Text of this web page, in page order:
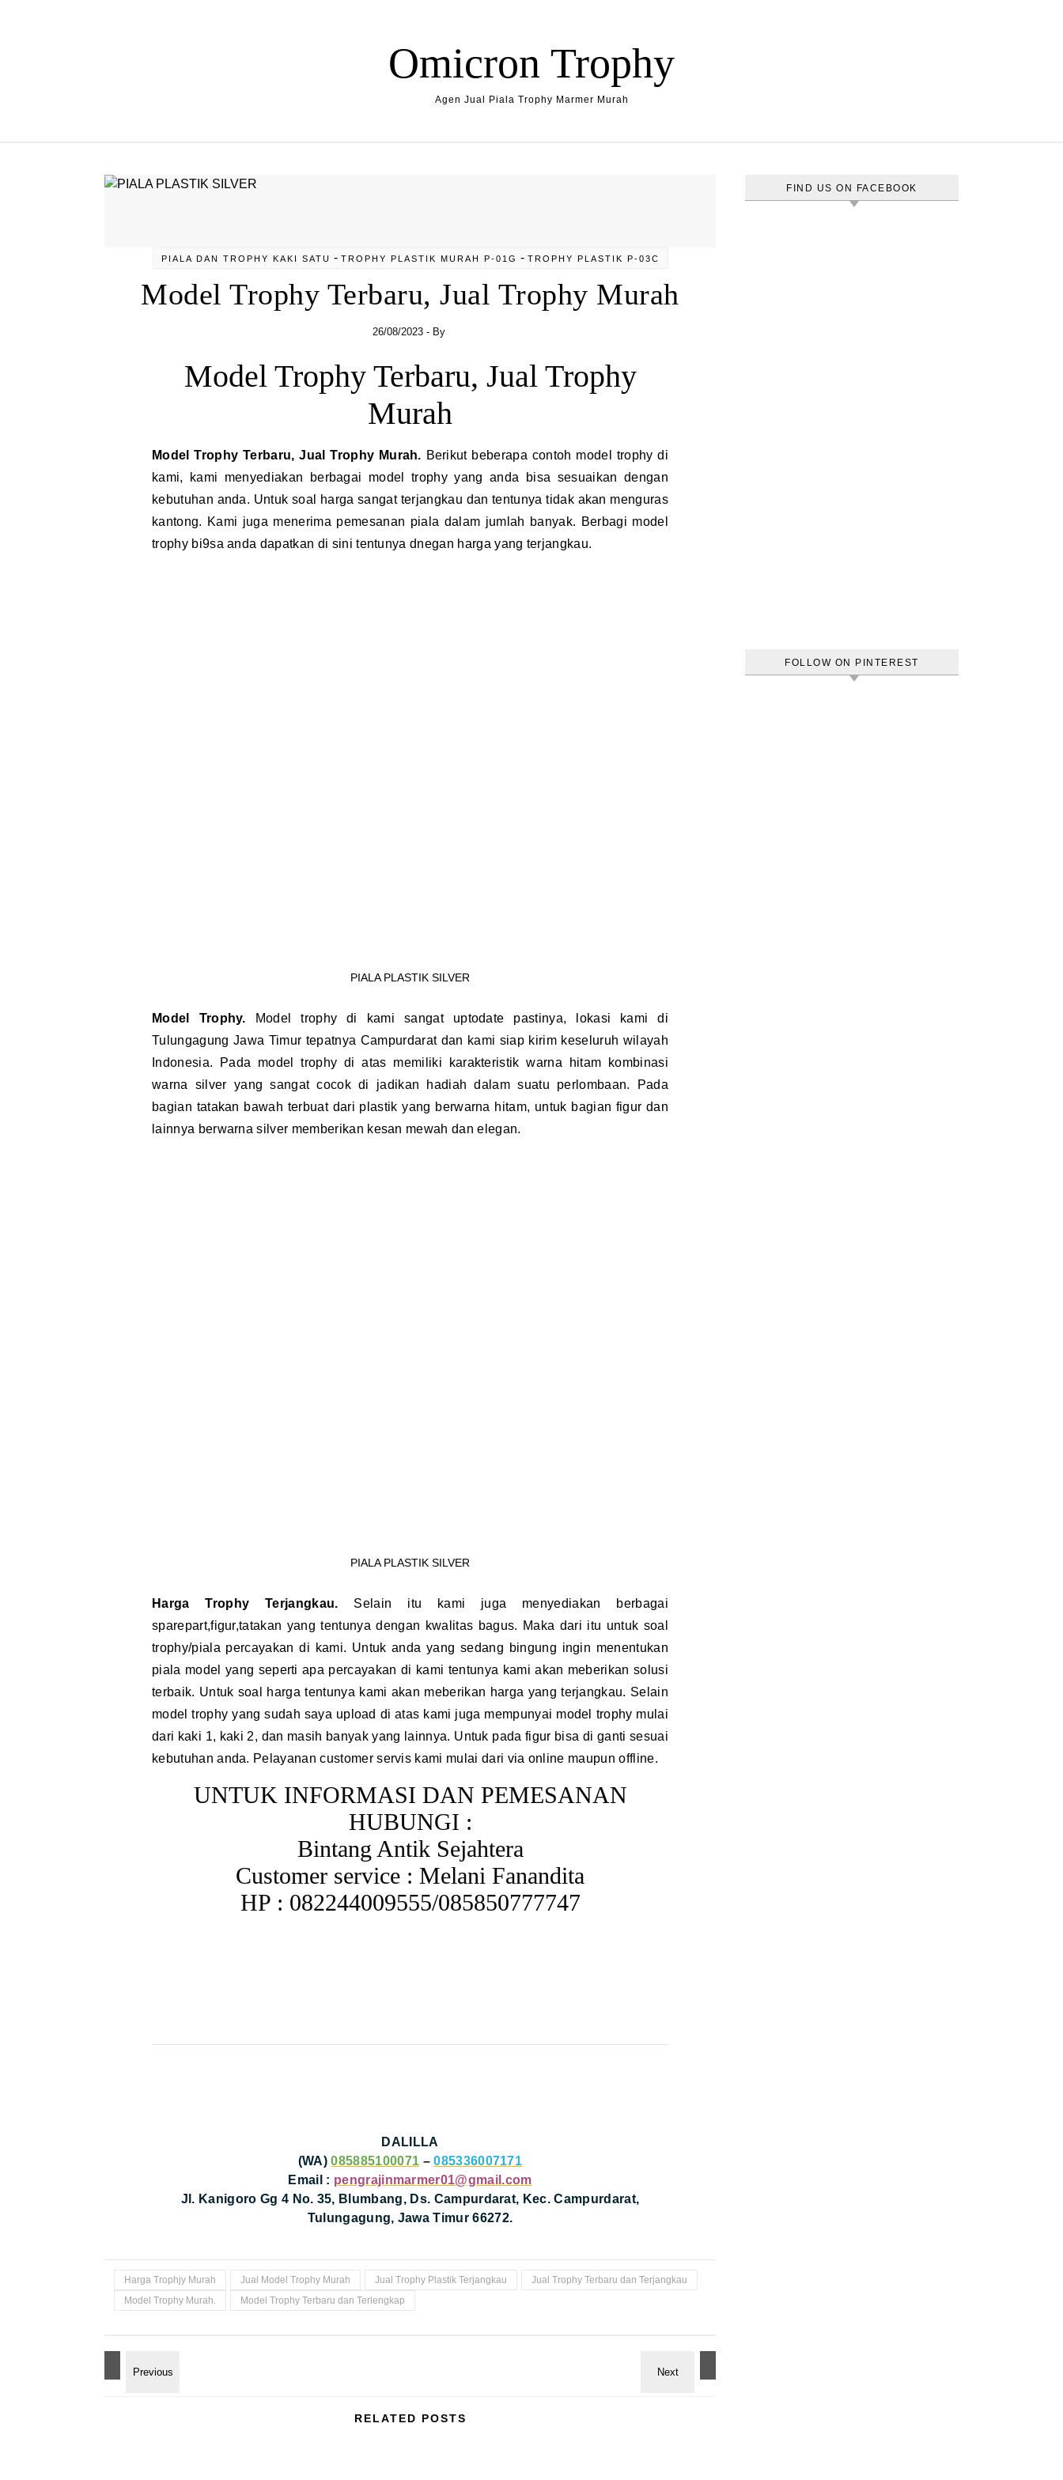
Omicron Trophy
Agen Jual Piala Trophy Marmer Murah
PIALA DAN TROPHY KAKI SATU - TROPHY PLASTIK MURAH P-01G - TROPHY PLASTIK P-03C
Model Trophy Terbaru, Jual Trophy Murah
26/08/2023 - By
Model Trophy Terbaru, Jual Trophy
Murah
Model Trophy Terbaru, Jual Trophy Murah. Berikut beberapa contoh model trophy di
kami, kami menyediakan berbagai model trophy yang anda bisa sesuaikan dengan
kebutuhan anda. Untuk soal harga sangat terjangkau dan tentunya tidak akan menguras
kantong. Kami juga menerima pemesanan piala dalam jumlah banyak. Berbagi model
trophy bi9sa anda dapatkan di sini tentunya dnegan harga yang terjangkau.
PIALA PLASTIK SILVER
Model Trophy.
Model trophy di kami sangat uptodate pastinya, lokasi kami di
Tulungagung Jawa Timur tepatnya Campurdarat dan kami siap kirim keseluruh wilayah
Indonesia. Pada model trophy di atas memiliki karakteristik warna hitam kombinasi
warna silver yang sangat cocok di jadikan hadiah dalam suatu perlombaan. Pada
bagian tatakan bawah terbuat dari plastik yang berwarna hitam, untuk bagian figur dan
lainnya berwarna silver memberikan kesan mewah dan elegan.
PIALA PLASTIK SILVER
Harga Trophy Terjangkau. Selain itu kami juga menyediakan berbagai
sparepart,figur,tatakan yang tentunya dengan kwalitas bagus. Maka dari itu untuk soal
trophy/piala percayakan di kami. Untuk anda yang sedang bingung ingin menentukan
piala model yang seperti apa percayakan di kami tentunya kami akan meberikan solusi
terbaik. Untuk soal harga tentunya kami akan meberikan harga yang terjangkau. Selain
model trophy yang sudah saya upload di atas kami juga mempunyai model trophy mulai
dari kaki 1, kaki 2, dan masih banyak yang lainnya. Untuk pada figur bisa di ganti sesuai
kebutuhan anda. Pelayanan customer servis kami mulai dari via online maupun offline.
UNTUK INFORMASI DAN PEMESANAN
HUBUNGI :
Bintang Antik Sejahtera
Customer service : Melani Fanandita
HP : 082244009555/085850777747
DALILLA
(WA)085885100071 –085336007171
Email : pengrajinmarmer01@gmail.com
Jl. Kanigoro Gg 4 No. 35, Blumbang, Ds. Campurdarat, Kec. Campurdarat,
Tulungagung, Jawa Timur 66272.
Harga Trophjy Murah Jual Model Trophy Murah Jual Trophy Plastik Terjangkau
Jual Trophy Terbaru dan Terjangkau
Model Trophy Murah.
Model Trophy Terbaru dan Terlengkap
RELATED POSTS
FIND US ON FACEBOOK
FOLLOW ON PINTEREST